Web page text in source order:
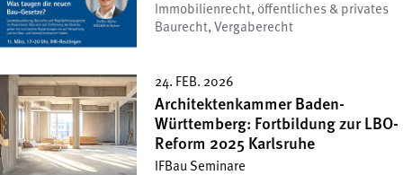
Immobilienrecht, öffentliches & privates
Baurecht, Vergaberecht
24. FEB. 2026
Architektenkammer Baden-
Württemberg: Fortbildung zur LBO-
Reform 2025 Karlsruhe
IFBau Seminare